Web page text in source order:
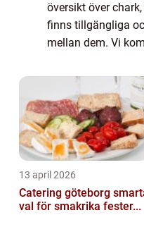
översikt över
finns tillgängliga
mellan dem. Vi
med olika
13 april 2026
Catering göteborg smarta
val för smakrika fester...